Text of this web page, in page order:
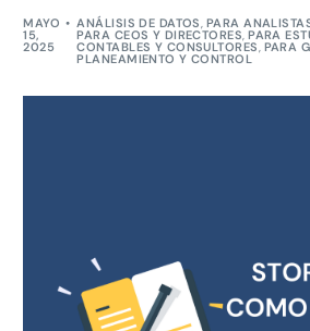
MAYO
15,
2025
ANÁLISIS DE DATOS, PARA
PARA CEOS Y DIRECTORES,PARA
CONTABLES Y CONSULTORES, PARA
PLANEAMIENTO Y CONTROL